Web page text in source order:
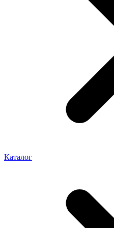
Каталог